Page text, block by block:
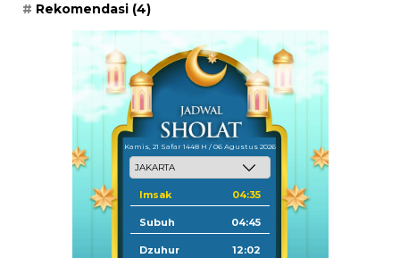
Rekomendasi (4)
Kamis, 21 Safar 1448 H / 06 Agustus 2026
Imsak 04:35
Subuh 04:45
Dzuhur 12:02